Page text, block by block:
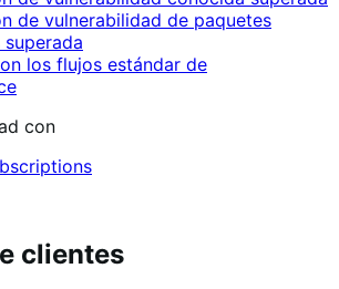
de vulnerabilidad de paquetes
los flujos estándar de
con
clientes